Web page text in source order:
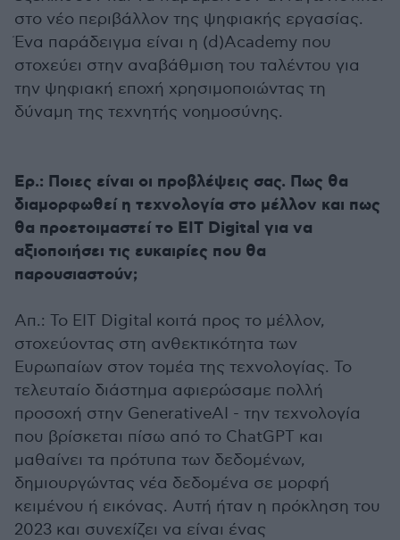
στο νέο περιβάλλον της ψηφιακής εργασίας.
Ένα παράδειγμα είναι η (d)Academy που
στοχεύει στην αναβάθμιση του ταλέντου για
την ψηφιακή εποχή χρησιμοποιώντας τη
δύναμη της τεχνητής νοημοσύνης.
Ερ.: Ποιες είναι οι προβλέψεις σας. Πως θα
διαμορφωθεί η τεχνολογία στο μέλλον και πως
θα προετοιμαστεί το EIT Digital για να
αξιοποιήσει τις ευκαιρίες που θα
παρουσιαστούν;
Απ.: Το EIT Digital κοιτά προς το μέλλον,
στοχεύοντας στη ανθεκτικότητα των
Ευρωπαίων στον τομέα της τεχνολογίας. Το
τελευταίο διάστημα αφιερώσαμε πολλή
προσοχή στην GenerativeAI - την τεχνολογία
που βρίσκεται πίσω από το ChatGPT και
μαθαίνει τα πρότυπα των δεδομένων,
δημιουργώντας νέα δεδομένα σε μορφή
κειμένου ή εικόνας. Αυτή ήταν η πρόκληση του
2023 και συνεχίζει να είναι ένας